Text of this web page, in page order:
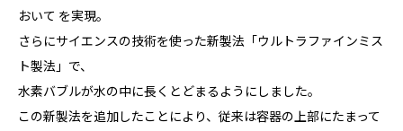
おいて を実現。
さらにサイエンスの技術を使った新製法「ウルトラファインミス
ト製法」で、
水素バブルが水の中に長くとどまるようにしました。
この新製法を追加したことにより、従来は容器の上部にたまって